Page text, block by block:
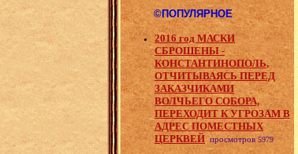
©ПОПУЛЯРНОЕ
2016 год МАСКИ
СБРОШЕНЫ -
КОНСТАНТИНОПОЛЬ,
ОТЧИТЫВАЯСЬ ПЕРЕД
ЗАКАЗЧИКАМИ
ВОЛЧЬЕГО СОБОРА,
ПЕРЕХОДИТ К УГРОЗАМ В
АДРЕС ПОМЕСТНЫХ
ЦЕРКВЕЙ просмотров5979